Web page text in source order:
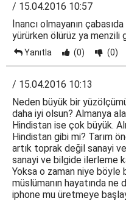
/ 15.04.2016 10:57
İnancı olmayanın
yürürken ölürüz ya menzili
Yanıtla (0) (0)
/ 15.04.2016 10:13
Neden büyük bir
daha iyi olsun? Almanya
Hindistan ise çok büyük.
Hindistan gibi mi? Tarım
artık toprak değil sanayi
sanayi ve bilgide ilerleme
Yoksa o zaman niye böyle
müslümanın hayatında
iphone mu üretmeye